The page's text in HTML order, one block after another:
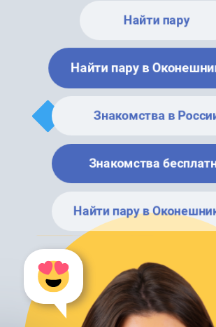
Найти пару
Найти пару в
Знакомства в
Знакомства
Найти пару в